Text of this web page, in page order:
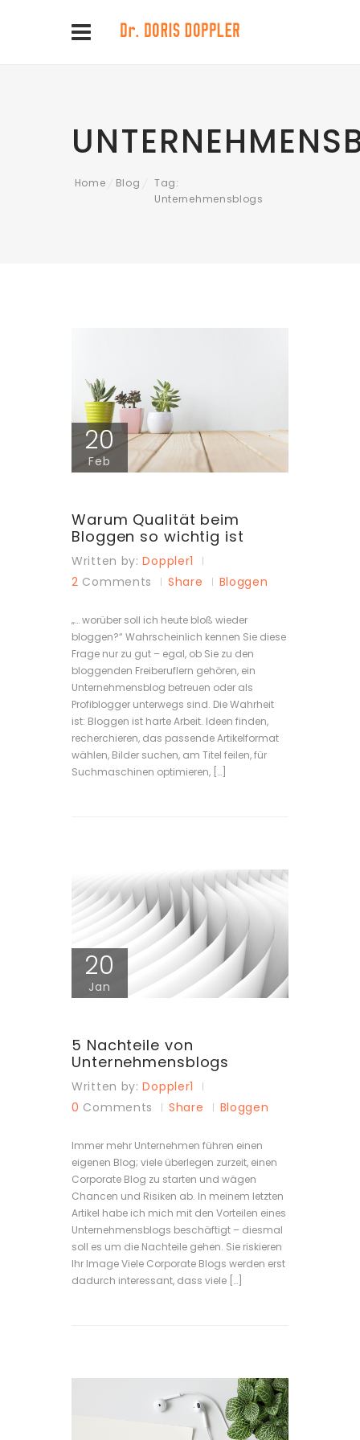
Home Blog
Tag:
Unternehmensblogs
20
Feb
Warum Qualität beim
Bloggen so wichtig ist
Written by:Doppler1
2 Comments Share Bloggen
„… worüber soll ich heute bloß wieder
bloggen?“ Wahrscheinlich kennen Sie diese
Frage nur zu gut – egal, ob Sie zu den
bloggenden Freiberuflern gehören, ein
Unternehmensblog betreuen oder als
Profiblogger unterwegs sind. Die Wahrheit
ist: Bloggen ist harte Arbeit. Ideen finden,
recherchieren, das passende Artikelformat
wählen, Bilder suchen, am Titel feilen, für
Suchmaschinen optimieren, […]
20
Jan
5 Nachteile von
Unternehmensblogs
Written by:Doppler1
0 Comments Share Bloggen
Immer mehr Unternehmen führen einen
eigenen Blog; viele überlegen zurzeit, einen
Corporate Blog zu starten und wägen
Chancen und Risiken ab. In meinem letzten
Artikel habe ich mich mit den Vorteilen eines
Unternehmensblogs beschäftigt – diesmal
soll es um die Nachteile gehen. Sie riskieren
Ihr Image Viele Corporate Blogs werden erst
dadurch interessant, dass viele […]